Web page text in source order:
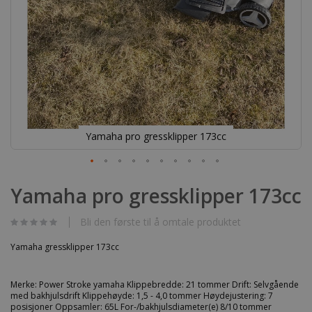
Yamaha pro gressklipper 173cc
til
begynnelsen
bildegalleri
Yamaha pro gressklipper 173cc
Bli den første til å omtale produktet
Yamaha gressklipper 173cc
Merke: Power Stroke yamaha Klippebredde: 21 tommer Drift: Selvgående
med bakhjulsdrift Klippehøyde: 1,5 - 4,0 tommer Høydejustering: 7
posisjoner Oppsamler: 65L For-/bakhjulsdiameter(e) 8/10 tommer